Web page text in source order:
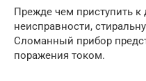
Прежде чем приступить к
неисправности,
Сломанный прибор
поражения током.